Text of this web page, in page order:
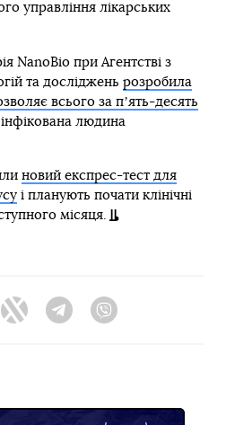
управління лікарських
NanoBio при Агентстві з
та досліджень розробила
всього за пʼять-десять
людина
новий експрес-тест для
і планують почати клінічні
місяця.
Twitter TelegramViber